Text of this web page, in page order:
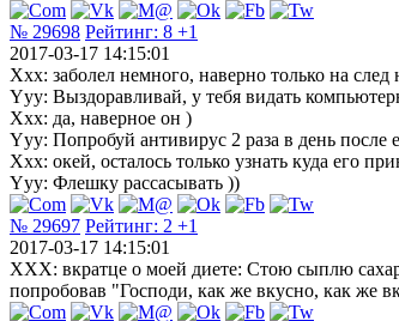
№ 29698 Рейтинг: 8 +1
2017-03-17 14:15:01
Xxx: заболел немного, наверно только на след
Yyy: Выздоравливай, у тебя видать
Xxx: да, наверное он )
Yyy: Попробуй антивирус 2 раза в день после
Xxx: окей, осталось только узнать куда его
Yyy: Флешку рассасывать ))
№ 29697 Рейтинг: 2 +1
2017-03-17 14:15:01
XXX: вкратце о моей диете: Стою сыплю
попробовав "Господи, как же вкусно, как же